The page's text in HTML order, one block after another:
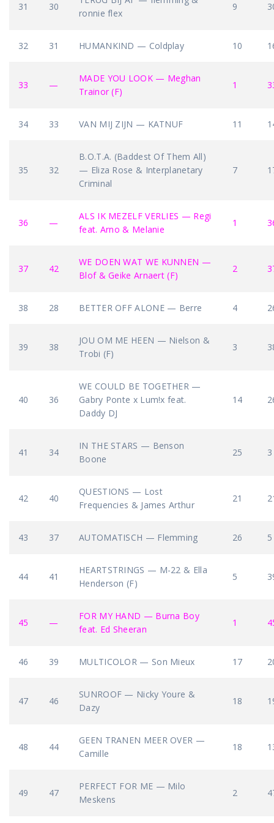
31 30
ronnie flex
9
32 31 HUMANKIND — Coldplay 10
33 —
MADE YOU LOOK — Meghan
Trainor (F)
1
34 33 VAN MIJ ZIJN — KATNUF 11
35 32
B.O.T.A. (Baddest Of Them All)
— Eliza Rose & Interplanetary
Criminal
7
36 —
ALS IK MEZELF VERLIES — Regi
feat. Arno & Melanie
1
37 42
WE DOEN WAT WE KUNNEN —
Blof & Geike Arnaert (F)
2
38 28 BETTER OFF ALONE — Berre 4
39 38
JOU OM ME HEEN — Nielson &
Trobi (F)
3
40 36
WE COULD BE TOGETHER —
Gabry Ponte x Lum!x feat.
Daddy DJ
14
41 34
IN THE STARS — Benson
Boone
25 3
42 40
QUESTIONS — Lost
Frequencies & James Arthur
21
43 37 AUTOMATISCH — Flemming 26 5
44 41
HEARTSTRINGS — M-22 & Ella
Henderson (F)
5
45 —
FOR MY HAND — Burna Boy
feat. Ed Sheeran
1
46 39 MULTICOLOR — Son Mieux 17
47 46
SUNROOF — Nicky Youre &
Dazy
18
48 44
GEEN TRANEN MEER OVER —
Camille
18
49 47
PERFECT FOR ME — Milo
Meskens
2